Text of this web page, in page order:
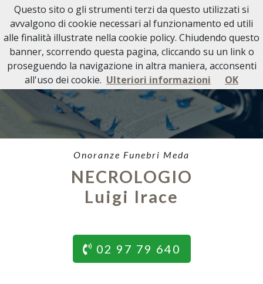
Onoranze Funebri Meda
NECROLOGIO
Luigi Irace
02 97 79 640
Questo sito o gli strumenti terzi da questo utilizzati si
avvalgono di cookie necessari al funzionamento ed utili
alle finalità illustrate nella cookie policy. Chiudendo questo
banner, scorrendo questa pagina, cliccando su un link o
proseguendo la navigazione in altra maniera, acconsenti
all'uso dei cookie. Ulteriori informazioni OK